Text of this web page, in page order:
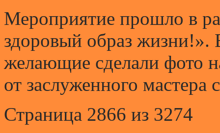
Мероприятие прошло в
здоровый образ жизни!».
желающие сделали фото
от заслуженного
Страница 2866 из 3274